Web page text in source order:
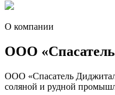
О компании
ООО
ООО «Спасатель
соляной и рудной